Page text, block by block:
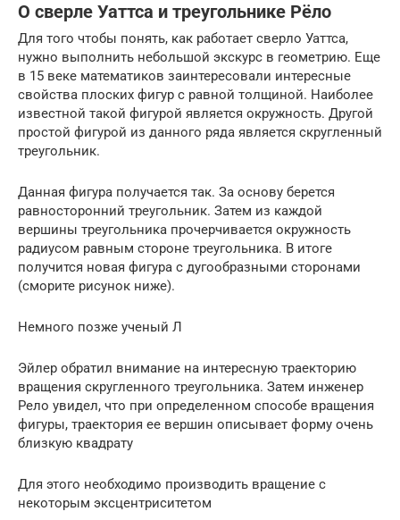
О сверле Уаттса и треугольнике Рёло
Для того чтобы понять, как работает сверло Уаттса,
нужно выполнить небольшой экскурс в геометрию. Еще
в 15 веке математиков заинтересовали интересные
свойства плоских фигур с равной толщиной. Наиболее
известной такой фигурой является окружность. Другой
простой фигурой из данного ряда является скругленный
треугольник.
Данная фигура получается так. За основу берется
равносторонний треугольник. Затем из каждой
вершины треугольника прочерчивается окружность
радиусом равным стороне треугольника. В итоге
получится новая фигура с дугообразными сторонами
(сморите рисунок ниже).
Немного позже ученый Л
Эйлер обратил внимание на интересную траекторию
вращения скругленного треугольника. Затем инженер
Рело увидел, что при определенном способе вращения
фигуры, траектория ее вершин описывает форму очень
близкую квадрату
Для этого необходимо производить вращение с
некоторым эксцентриситетом